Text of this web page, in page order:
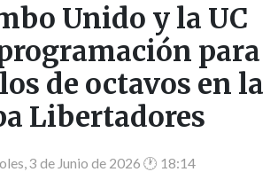
Unido y la UC
para
de octavos en la
Libertadores
3 de Junio de 2026 🕐 18:14